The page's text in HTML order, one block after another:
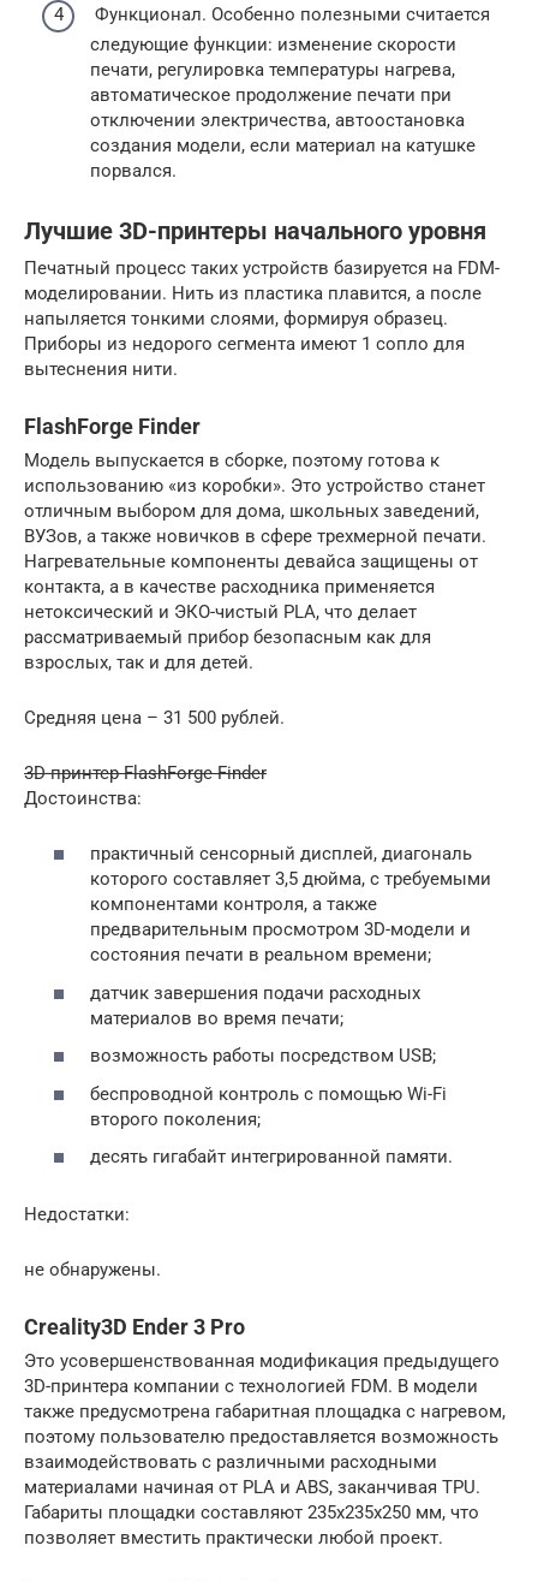
Функционал. Особенно полезными считается
следующие функции: изменение скорости
печати, регулировка температуры нагрева,
автоматическое продолжение печати при
отключении электричества, автоостановка
создания модели, если материал на катушке
порвался.
Лучшие 3D-принтеры начального уровня
Печатный процесс таких устройств базируется на FDM-
моделировании. Нить из пластика плавится, а после
напыляется тонкими слоями, формируя образец.
Приборы из недорого сегмента имеют 1 сопло для
вытеснения нити.
FlashForge Finder
Модель выпускается в сборке, поэтому готова к
использованию «из коробки». Это устройство станет
отличным выбором для дома, школьных заведений,
ВУЗов, а также новичков в сфере трехмерной печати.
Нагревательные компоненты девайса защищены от
контакта, а в качестве расходника применяется
нетоксический и ЭКО-чистый PLA, что делает
рассматриваемый прибор безопасным как для
взрослых, так и для детей.
Средняя цена – 31 500 рублей.
3D-принтер FlashForge Finder
Достоинства:
практичный сенсорный дисплей, диагональ
которого составляет 3,5 дюйма, с требуемыми
компонентами контроля, а также
предварительным просмотром 3D-модели и
состояния печати в реальном времени;
датчик завершения подачи расходных
материалов во время печати;
возможность работы посредством USB;
беспроводной контроль с помощью Wi-Fi
второго поколения;
десять гигабайт интегрированной памяти.
Недостатки:
не обнаружены.
Creality3D Ender 3 Pro
Это усовершенствованная модификация предыдущего
3D-принтера компании с технологией FDM. В модели
также предусмотрена габаритная площадка с нагревом,
поэтому пользователю предоставляется возможность
взаимодействовать с различными расходными
материалами начиная от PLA и ABS, заканчивая TPU.
Габариты площадки составляют 235х235х250 мм, что
позволяет вместить практически любой проект.